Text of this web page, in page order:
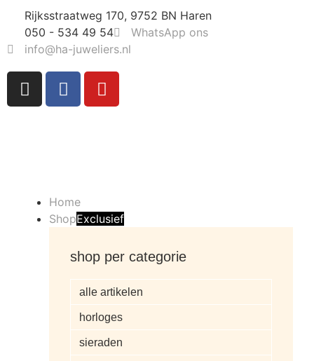
Rijksstraatweg 170, 9752 BN Haren
050 - 534 49 54
WhatsApp ons
info@ha-juweliers.nl
Home
ShopExclusief
shop per categorie
alle artikelen
horloges
sieraden